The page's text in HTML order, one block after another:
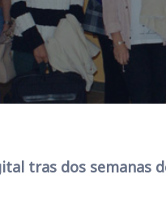
tras dos